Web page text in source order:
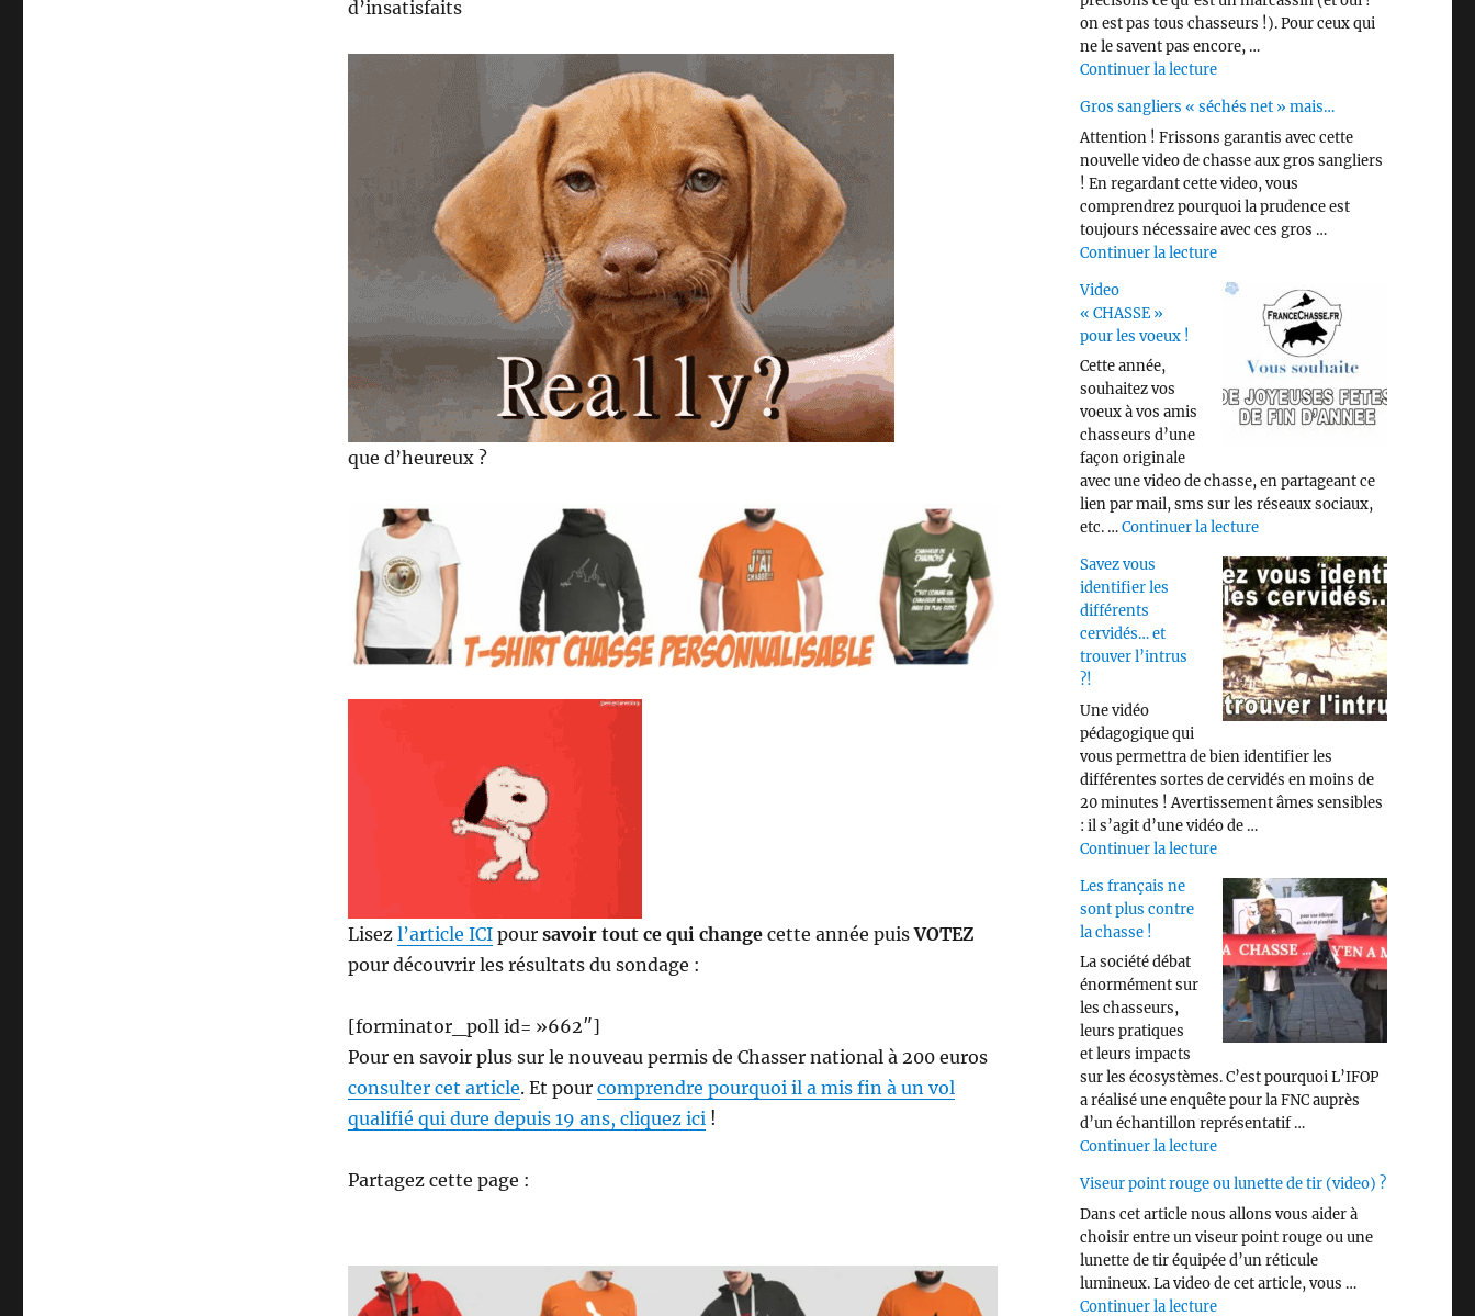
d’insatisfaits
que d’heureux ?
Lisez l’article ICIpour savoir tout ce qui changecette année puisVOTEZ
pour découvrir les résultats du sondage :
[forminator_poll id= »662″]
Pour en savoir plus sur le nouveau permis de Chasser national à 200 euros
consulter cet article. Et pour comprendre pourquoi il a mis fin à un vol
qualifié qui dure depuis 19 ans, cliquez ici!
Partagez cette page :
on est pas tous chasseurs !). Pour ceux qui
ne le savent pas encore, …
Continuer la lecturede « Peut on chasser le marcassin ?!
Gros sangliers « séchés net » mais…
Attention ! Frissons garantis avec cette
nouvelle video de chasse aux gros sangliers
! En regardant cette video, vous
comprendrez pourquoi la prudence est
toujours nécessaire avec ces gros …
Continuer la lecturede « Gros sangliers « séchés net »
Video
« CHASSE »
pour les voeux !
Cette année,
souhaitez vos
voeux à vos amis
chasseurs d’une
façon originale
avec une video de chasse, en partageant ce
lien par mail, sms sur les réseaux sociaux,
etc. …Continuer la lecturede « Video « CHASSE » pour
Savez vous
identifier les
différents
cervidés… et
trouver l’intrus
?!
Une vidéo
pédagogique qui
vous permettra de bien identifier les
différentes sortes de cervidés en moins de
20 minutes ! Avertissement âmes sensibles
: il s’agit d’une vidéo de …
Continuer la lecturede « Savez vous identifier les
Les français ne
sont plus contre
la chasse !
La société débat
énormément sur
les chasseurs,
leurs pratiques
et leurs impacts
sur les écosystèmes. C’est pourquoi L’IFOP
a réalisé une enquête pour la FNC auprès
d’un échantillon représentatif …
Continuer la lecturede « Les français ne sont plus contre
Viseur point rouge ou lunette de tir (video) ?
Dans cet article nous allons vous aider à
choisir entre un viseur point rouge ou une
lunette de tir équipée d’un réticule
lumineux. La video de cet article, vous …
Continuer la lecturede « Viseur point rouge ou lunette